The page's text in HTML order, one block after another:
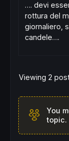
…. devi
rottura del
giornaliero,
candele….
Viewing 2
You
topic.